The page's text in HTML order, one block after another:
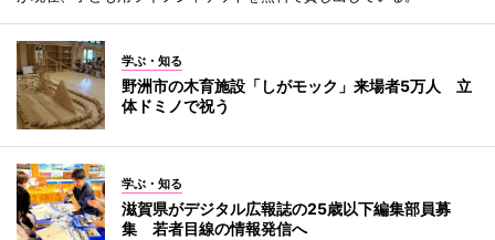
学ぶ・知る
野洲市の木育施設「しがモック」来場者5万人 立
体ドミノで祝う
学ぶ・知る
滋賀県がデジタル広報誌の25歳以下編集部員募
集 若者目線の情報発信へ